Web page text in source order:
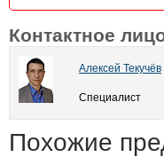
Контактное
Алексей Текучёв
Специалист
Похожие